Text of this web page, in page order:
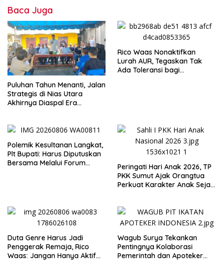
Baca Juga
Puluhan Tahun Menanti, Jalan
Strategis di Nias Utara
Akhirnya Diaspal Era
Rico Waas Nonaktifkan
Lurah AUR, Tegaskan Tak
Ada Toleransi bagi
Polemik Kesultanan Langkat,
Plt Bupati: Harus Diputuskan
Bersama Melalui Forum
Peringati Hari Anak 2026, TP
PKK Sumut Ajak Orangtua
Perkuat Karakter Anak Sejak
Duta Genre Harus Jadi
Penggerak Remaja, Rico
Waas: Jangan Hanya Aktif
Wagub Surya Tekankan
Pentingnya Kolaborasi
Pemerintah dan Apoteker